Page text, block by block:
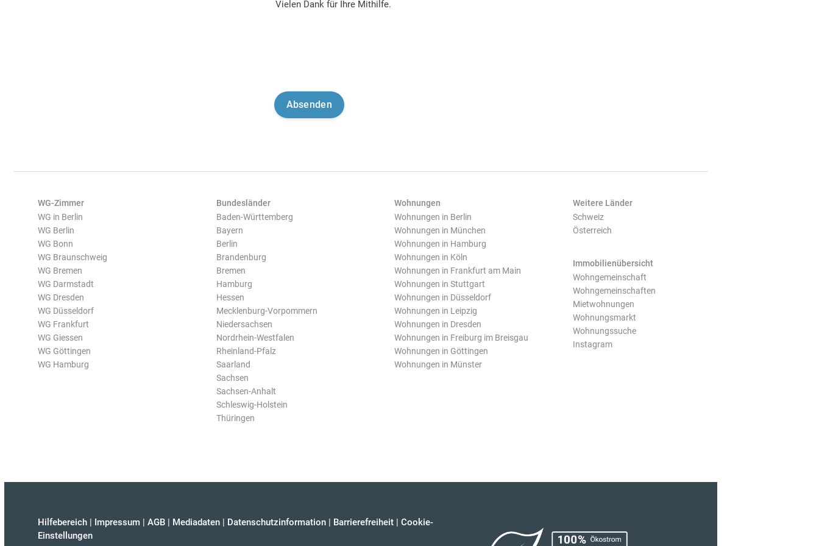
Vielen Dank für Ihre Mithilfe.
WG-Zimmer
WG in Berlin
WG Berlin
WG Bonn
WG Braunschweig
WG Bremen
WG Darmstadt
WG Dresden
WG Düsseldorf
WG Frankfurt
WG Giessen
WG Göttingen
WG Hamburg
Bundesländer
Baden-Württemberg
Bayern
Berlin
Brandenburg
Bremen
Hamburg
Hessen
Mecklenburg-Vorpommern
Niedersachsen
Nordrhein-Westfalen
Rheinland-Pfalz
Saarland
Sachsen
Sachsen-Anhalt
Schleswig-Holstein
Thüringen
Wohnungen
Wohnungen in Berlin
Wohnungen in München
Wohnungen in Hamburg
Wohnungen in Köln
Wohnungen in Frankfurt am Main
Wohnungen in Stuttgart
Wohnungen in Düsseldorf
Wohnungen in Leipzig
Wohnungen in Dresden
Wohnungen in Freiburg im Breisgau
Wohnungen in Göttingen
Wohnungen in Münster
Weitere Länder
Schweiz
Österreich
Immobilienübersicht
Wohngemeinschaft
Wohngemeinschaften
Mietwohnungen
Wohnungsmarkt
Wohnungssuche
Instagram
Hilfebereich | Impressum | AGB | Mediadaten | Datenschutzinformation | Barrierefreiheit | Cookie-
Einstellungen